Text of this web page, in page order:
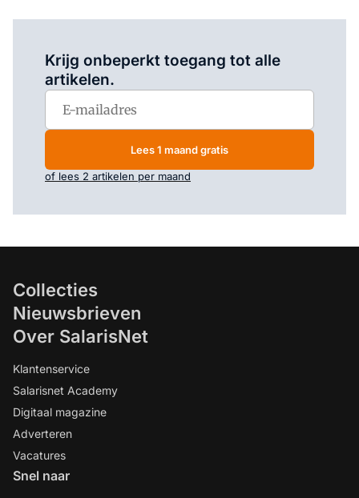
Krijg onbeperkt toegang tot alle
artikelen.
Lees 1 maand gratis
of lees 2 artikelen per maand
Collecties
Nieuwsbrieven
Over SalarisNet
Klantenservice
Salarisnet Academy
Digitaal magazine
Adverteren
Vacatures
Snel naar